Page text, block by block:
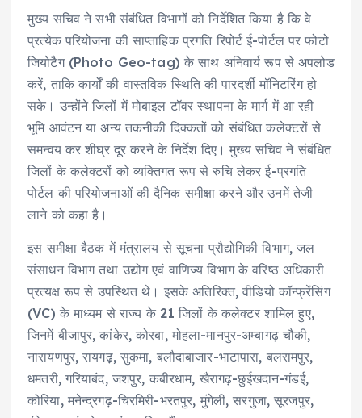
मुख्य सचिव ने सभी संबंधित विभागों को निर्देशित किया है कि वे
प्रत्येक परियोजना की साप्ताहिक प्रगति रिपोर्ट ई-पोर्टल पर फोटो
जियोटैग (Photo Geo-tag) के साथ अनिवार्य रूप से अपलोड
करें, ताकि कार्यों की वास्तविक स्थिति की पारदर्शी मॉनिटरिंग हो
सके। उन्होंने जिलों में मोबाइल टॉवर स्थापना के मार्ग में आ रही
भूमि आवंटन या अन्य तकनीकी दिक्कतों को संबंधित कलेक्टरों से
समन्वय कर शीघ्र दूर करने के निर्देश दिए। मुख्य सचिव ने संबंधित
जिलों के कलेक्टरों को व्यक्तिगत रूप से रुचि लेकर ई-प्रगति
पोर्टल की परियोजनाओं की दैनिक समीक्षा करने और उनमें तेजी
लाने को कहा है।
इस समीक्षा बैठक में मंत्रालय से सूचना प्रौद्योगिकी विभाग, जल
संसाधन विभाग तथा उद्योग एवं वाणिज्य विभाग के वरिष्ठ अधिकारी
प्रत्यक्ष रूप से उपस्थित थे। इसके अतिरिक्त, वीडियो कॉन्फ्रेंसिंग
(VC) के माध्यम से राज्य के 21 जिलों के कलेक्टर शामिल हुए,
जिनमें बीजापुर, कांकेर, कोरबा, मोहला-मानपुर-अम्बागढ़ चौकी,
नारायणपुर, रायगढ़, सुकमा, बलौदाबाजार-भाटापारा, बलरामपुर,
धमतरी, गरियाबंद, जशपुर, कबीरधाम, खैरागढ़-छुईखदान-गंडई,
कोरिया, मनेन्द्रगढ़-चिरमिरी-भरतपुर, मुंगेली, सरगुजा, सूरजपुर,